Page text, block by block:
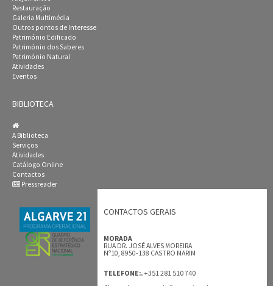
Restauração
Galeria Multimédia
Outros pontos de Interesse
Património Edificado
Património dos Saberes
Património Natural
Atividades
Eventos
BIBLIOTECA
A Biblioteca
Serviços
Atividades
Catálogo Online
Contactos
Pressreader
CONTACTOS GERAIS
MORADA
RUA DR. JOSÉ ALVES MOREIRA
Nº10, 8950-138 CASTRO MARIM
TELEFONE:.+351 281 510 740